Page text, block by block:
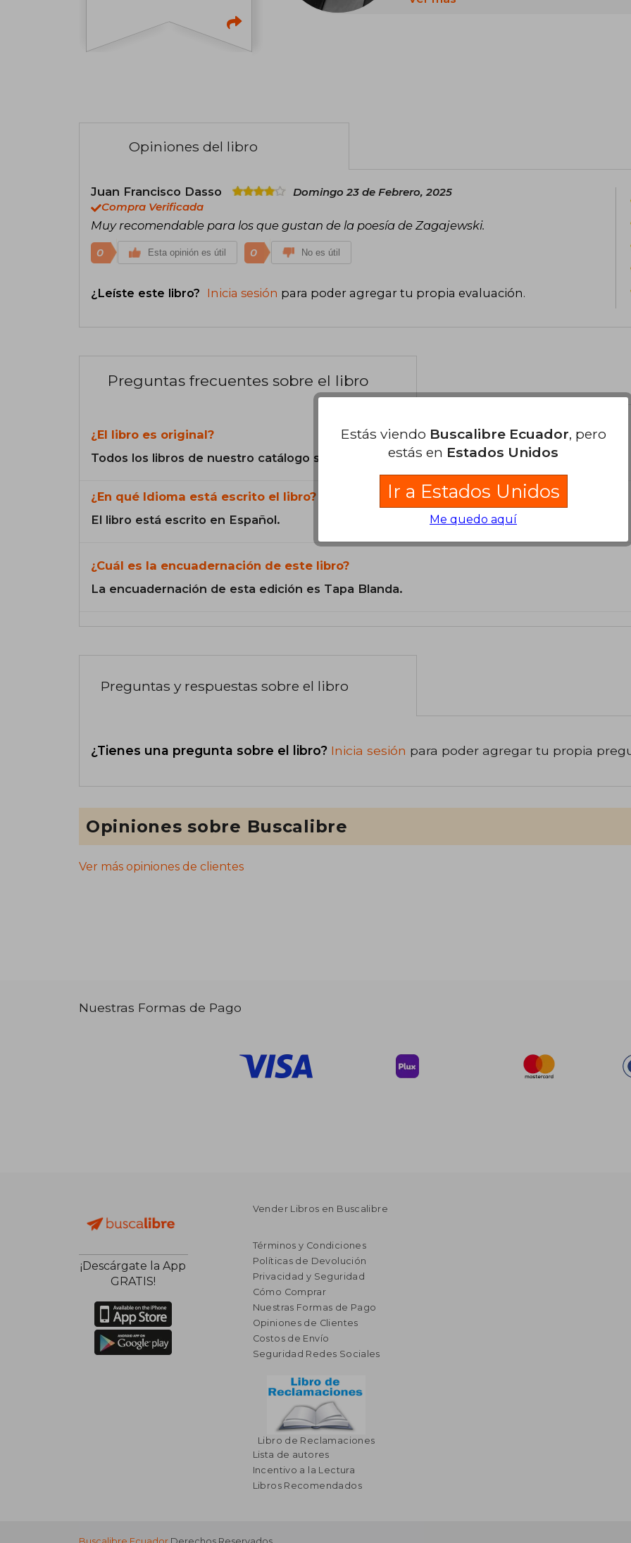
Opiniones del libro
Juan Francisco Dasso
Domingo 23 de Febrero, 2025
Compra Verificada
Muy recomendable para los que gustan de la poesía de Zagajewski.
0 Esta opinión es útil 0 No es útil
¿Leíste este libro? Inicia sesión para poder agregar tu propia evaluación.
Preguntas frecuentes sobre el libro
¿El libro es original?
Todos los libros de nuestro catálogo son Originales.
¿En qué Idioma está escrito el libro?
El libro está escrito en Español.
¿Cuál es la encuadernación de este libro?
La encuadernación de esta edición es Tapa Blanda.
Preguntas y respuestas sobre el libro
¿Tienes una pregunta sobre el libro? Inicia sesión para poder agregar tu propia
Opiniones sobre Buscalibre
Ver más opiniones de clientes
Nuestras Formas de Pago
¡Descárgate la App
GRATIS!
Vender Libros en Buscalibre
Términos y Condiciones
Políticas de Devolución
Privacidad y Seguridad
Cómo Comprar
Nuestras Formas de Pago
Opiniones de Clientes
Costos de Envío
Seguridad Redes Sociales
Libro de Reclamaciones
Lista de autores
Incentivo a la Lectura
Libros Recomendados
Estás viendo Buscalibre Ecuador, pero
estás en Estados Unidos
Ir a Estados Unidos
Me quedo aquí